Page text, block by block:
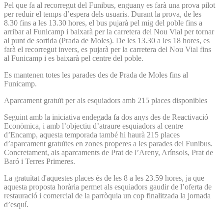
Pel que fa al recorregut del Funibus, enguany es farà una prova pilot
per reduir el temps d’espera dels usuaris. Durant la prova, de les
8.30 fins a les 13.30 hores, el bus pujarà pel mig del poble fins a
arribar al Funicamp i baixarà per la carretera del Nou Vial per tornar
al punt de sortida (Prada de Moles). De les 13.30 a les 18 hores, es
farà el recorregut invers, es pujarà per la carretera del Nou Vial fins
al Funicamp i es baixarà pel centre del poble.
Es mantenen totes les parades des de Prada de Moles fins al
Funicamp.
Aparcament gratuït per als esquiadors amb 215 places disponibles
Seguint amb la iniciativa endegada fa dos anys des de Reactivació
Econòmica, i amb l’objectiu d’atraure esquiadors al centre
d’Encamp, aquesta temporada també hi haurà 215 places
d’aparcament gratuïtes en zones properes a les parades del Funibus.
Concretament, als aparcaments de Prat de l’Areny, Arínsols, Prat de
Baró i Terres Primeres.
La gratuïtat d'aquestes places és de les 8 a les 23.59 hores, ja que
aquesta proposta horària permet als esquiadors gaudir de l’oferta de
restauració i comercial de la parròquia un cop finalitzada la jornada
d’esquí.